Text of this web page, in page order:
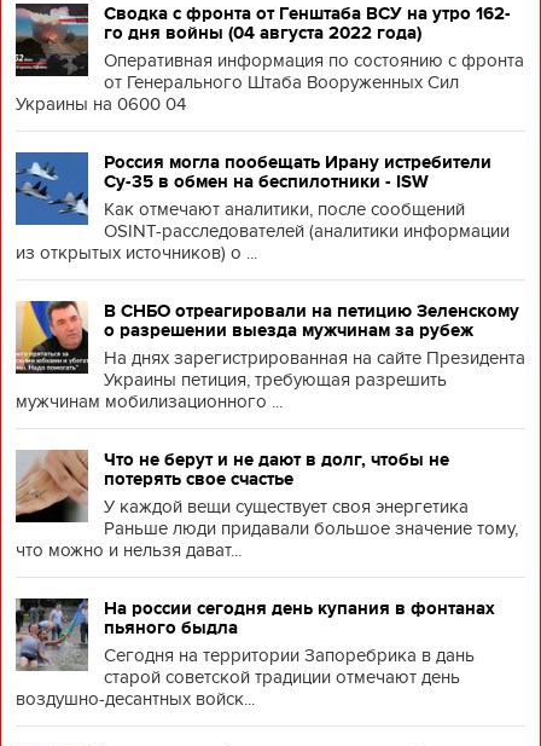
Сводка с фронта от Генштаба ВСУ на утро 162-
го дня войны (04 августа 2022 года)
Оперативная информация по состоянию с фронта
от Генерального Штаба Вооруженных Сил
Украины на 0600 04
Россия могла пообещать Ирану истребители
Су-35 в обмен на беспилотники - ISW
Как отмечают аналитики, после сообщений
OSINT-расследователей (аналитики информации
из открытых источников) о ...
В СНБО отреагировали на петицию Зеленскому
о разрешении выезда мужчинам за рубеж
На днях зарегистрированная на сайте Президента
Украины петиция, требующая разрешить
мужчинам мобилизационного ...
Что не берут и не дают в долг, чтобы не
потерять свое счастье
У каждой вещи существует своя энергетика
Раньше люди придавали большое значение тому,
что можно и нельзя дават...
На россии сегодня день купания в фонтанах
пьяного быдла
Сегодня на территории Запоребрика в дань
старой советской традиции отмечают день
воздушно-десантных войск...